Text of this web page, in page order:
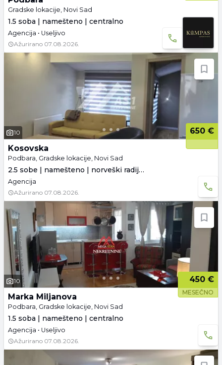
Gradske lokacije, Novi Sad
1.5 soba | namešteno | centralno
Agencija • Useljivo
Ažurirano 07.08.2026.
10
650 €
Kosovska
Podbara, Gradske lokacije, Novi Sad
2.5 sobe | namešteno | norveški radijatori
Agencija
Ažurirano 07.08.2026.
10 450 €
MESEČNO
Marka Miljanova
Podbara, Gradske lokacije, Novi Sad
1.5 soba | namešteno | centralno
Agencija • Useljivo
Ažurirano 07.08.2026.